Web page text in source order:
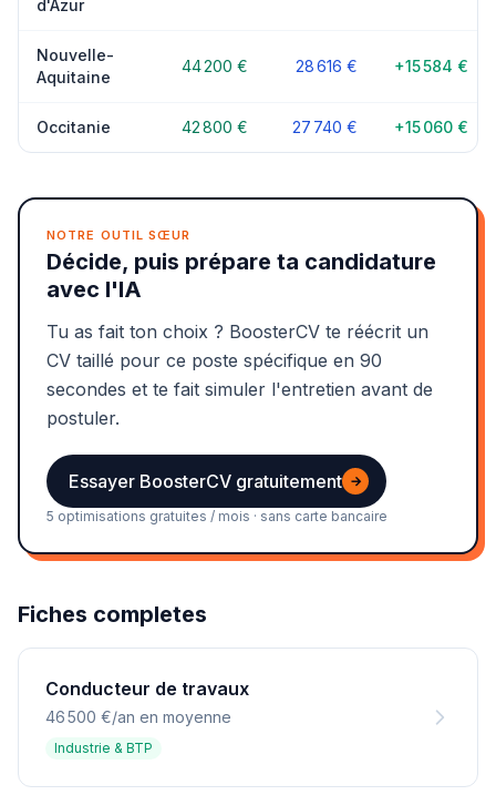
d'Azur
Nouvelle-
Aquitaine
44 200 € 28 616 € +15 584 €
Occitanie 42 800 € 27 740 € +15 060 €
NOTRE OUTIL SŒUR
Décide, puis prépare ta candidature
avec l'IA
Tu as fait ton choix ? BoosterCV te réécrit un
CV taillé pour ce poste spécifique en 90
secondes et te fait simuler l'entretien avant de
postuler.
Essayer BoosterCV gratuitement →
5 optimisations gratuites / mois · sans carte bancaire
Fiches completes
Conducteur de travaux
46 500 €/an en moyenne
Industrie & BTP